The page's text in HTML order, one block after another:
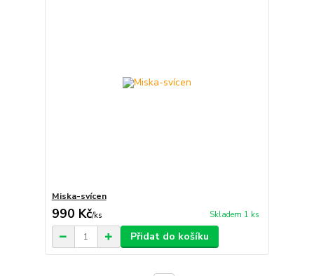
Miska-svícen
990 Kč/ks Skladem 1 ks
Přidat do košíku